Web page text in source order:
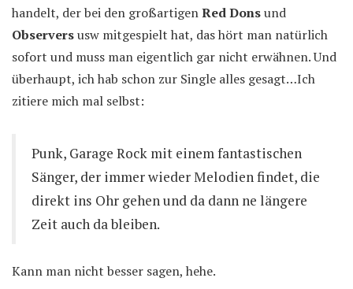
handelt, der bei den großartigenRed Donsund
Observersusw mitgespielt hat, das hört man natürlich
sofort und muss man eigentlich gar nicht erwähnen. Und
überhaupt, ich hab schon zur Single alles gesagt…Ich
zitiere mich mal selbst:
Punk, Garage Rock mit einem fantastischen
Sänger, der immer wieder Melodien findet, die
direkt ins Ohr gehen und da dann ne längere
Zeit auch da bleiben.
Kann man nicht besser sagen, hehe.